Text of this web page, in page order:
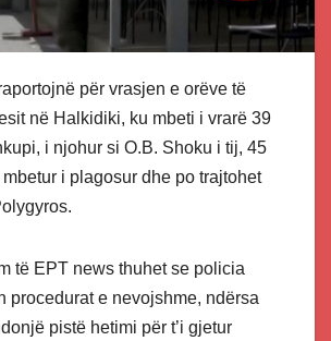
për vrasjen e orëve të
në Halkidiki, ku mbeti i vrarë 39
i njohur si O.B. Shoku i tij, 45
i plagosur dhe po trajtohet
të EPT news thuhet se policia
procedurat e nevojshme, ndërsa
pistë hetimi për t’i gjetur